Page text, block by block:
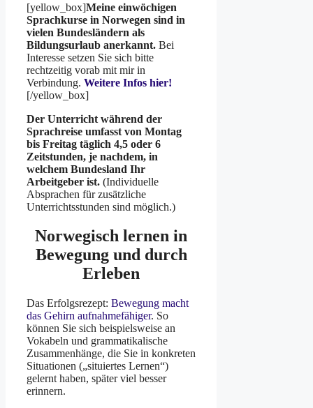
[yellow_box]Meine einwöchigen
Sprachkurse in Norwegen sind in
vielen Bundesländern als
Bildungsurlaub anerkannt. Bei
Interesse setzen Sie sich bitte
rechtzeitig vorab mit mir in
Verbindung. Weitere Infos hier!
[/yellow_box]
Der Unterricht während der
Sprachreise umfasst von Montag
bis Freitag täglich 4,5 oder 6
Zeitstunden, je nachdem, in
welchem Bundesland Ihr
Arbeitgeber ist. (Individuelle
Absprachen für zusätzliche
Unterrichtsstunden sind möglich.)
Norwegisch lernen in
Bewegung und durch
Erleben
Das Erfolgsrezept: Bewegung macht
das Gehirn aufnahmefähiger. So
können Sie sich beispielsweise an
Vokabeln und grammatikalische
Zusammenhänge, die Sie in konkreten
Situationen („situiertes Lernen“)
gelernt haben, später viel besser
erinnern.